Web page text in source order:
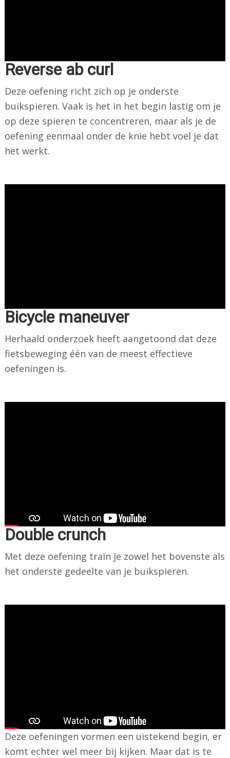
Reverse ab curl
Deze oefening richt zich op je onderste
buikspieren. Vaak is het in het begin lastig om je
op deze spieren te concentreren, maar als je de
oefening eenmaal onder de knie hebt voel je dat
het werkt.
Bicycle maneuver
Herhaald onderzoek heeft aangetoond dat deze
fietsbeweging één van de meest effectieve
oefeningen is.
Double crunch
Met deze oefening train je zowel het bovenste als
het onderste gedeelte van je buikspieren.
Deze oefeningen vormen een uistekend begin, er
komt echter wel meer bij kijken. Maar dat is te